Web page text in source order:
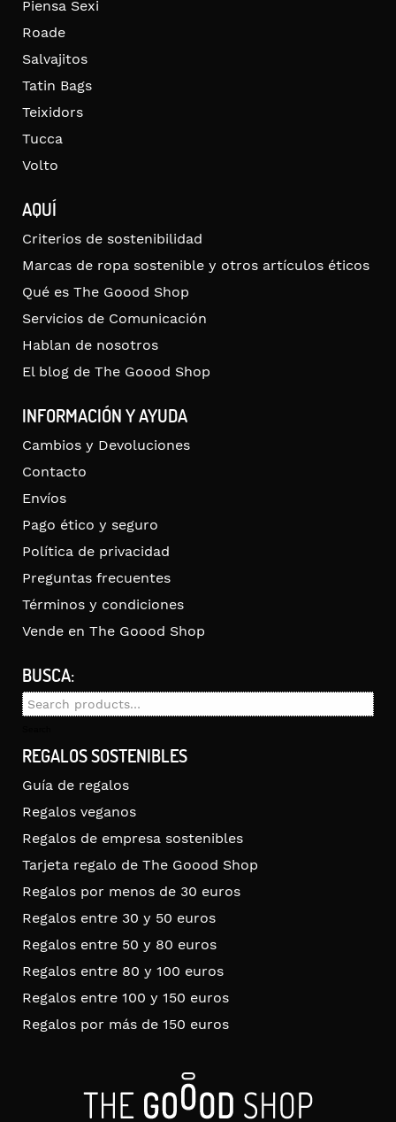
Piensa Sexi
Roade
Salvajitos
Tatin Bags
Teixidors
Tucca
Volto
AQUÍ
Criterios de sostenibilidad
Marcas de ropa sostenible y otros artículos éticos
Qué es The Goood Shop
Servicios de Comunicación
Hablan de nosotros
El blog de The Goood Shop
INFORMACIÓN Y AYUDA
Cambios y Devoluciones
Contacto
Envíos
Pago ético y seguro
Política de privacidad
Preguntas frecuentes
Términos y condiciones
Vende en The Goood Shop
BUSCA:
Search
REGALOS SOSTENIBLES
Guía de regalos
Regalos veganos
Regalos de empresa sostenibles
Tarjeta regalo de The Goood Shop
Regalos por menos de 30 euros
Regalos entre 30 y 50 euros
Regalos entre 50 y 80 euros
Regalos entre 80 y 100 euros
Regalos entre 100 y 150 euros
Regalos por más de 150 euros